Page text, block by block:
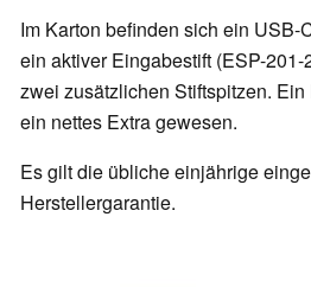
Im Karton befinden sich ein USB-
ein aktiver Eingabestift (ESP-
zwei zusätzlichen Stiftspitzen.
ein nettes Extra gewesen.
Es gilt die übliche einjährige
Herstellergarantie.